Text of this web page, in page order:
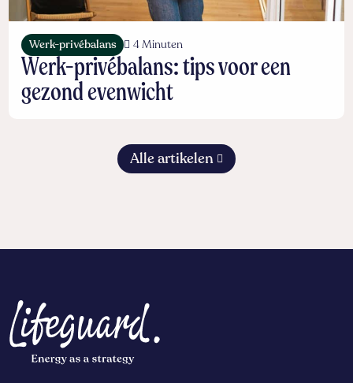
Werk-privébalans 4 Minuten
Werk-privébalans: tips voor een
gezond evenwicht
Alle artikelen